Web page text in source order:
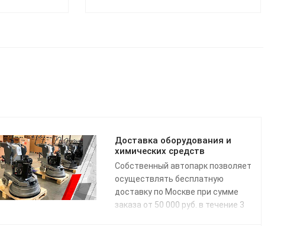
Доставка оборудования и
химических средств
Собственный автопарк позволяет
осуществлять бесплатную
доставку по Москве при сумме
заказа от 50 000 руб. в течение 3